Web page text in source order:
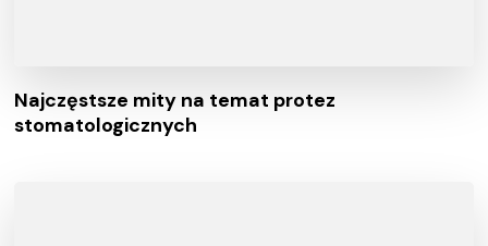
Najczęstsze mity na temat protez
stomatologicznych